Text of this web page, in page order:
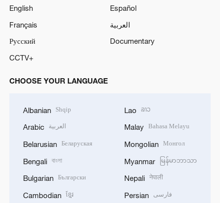
English
Español
Français
العربية
Русский
Documentary
CCTV+
CHOOSE YOUR LANGUAGE
Albanian Shqip
Arabic العربية
Belarusian Беларуская
Bengali বাংলা
Bulgarian Български
Cambodian ខ្មែរ
Lao ລາວ
Malay Bahasa Melayu
Mongolian Монгол
Myanmar မြန်မာဘာသာ
Nepali नेपाली
Persian فارسی